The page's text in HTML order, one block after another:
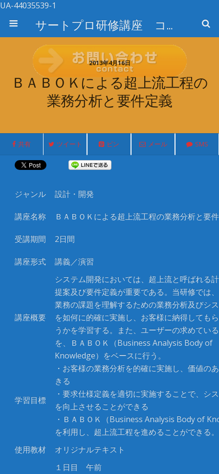
UA-44035539-1
サートプロ研修講座 コース検索
2013年4月16日
ＢＡＢＯＫによる超上流工程の
業務分析と要件定義
共有 ツイート ピン メール SMS
ジャンル 設計・開発
講座名称 ＢＡＢＯＫによる超上流工程の業務分析と要
受講期間 2日間
講座形式 講義／演習
講座概要
システム開発においては、超上流と呼ばれる
提案及び要件定義が重要である。当研修では
業務の課題を理解するための業務分析及びシ
を如何に的確に実施し、お客様に納得しても
うかを学習する。また、ユーザーの求めてい
を、ＢＡＢＯＫ（Business Analysis Body of
Knowledge）をベースに行う。
学習目標
・お客様の業務分析を的確に実施し、価値の
きる
・要求仕様定義を適切に実施することで、シ
を向上させることができる
・ＢＡＢＯＫ（Business Analysis Body of
を利用し、超上流工程を進めることができる。
使用教材
オリジナルテキスト
１日目 午前